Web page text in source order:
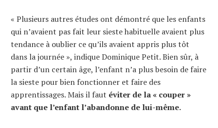
« Plusieurs autres études ont démontré que les enfants
qui n’avaient pas fait leur sieste habituelle avaient plus
tendance à oublier ce qu’ils avaient appris plus tôt
dans la journée », indique Dominique Petit. Bien sûr, à
partir d’un certain âge, l’enfant n’a plus besoin de faire
la sieste pour bien fonctionner et faire des
apprentissages. Mais il faut éviter de la « couper »
avant que l’enfant l’abandonne de lui-même.